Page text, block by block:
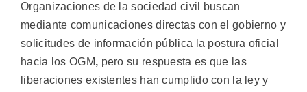
Organizaciones de la sociedad civil buscan
mediante comunicaciones directas con el gobierno y
solicitudes de información pública la postura oficial
hacia los OGM, pero su respuesta es que las
liberaciones existentes han cumplido con la ley y